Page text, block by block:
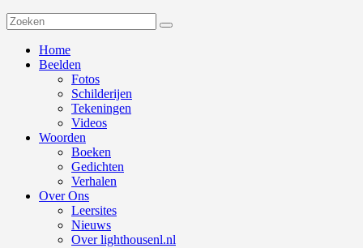
Home
Beelden
Fotos
Schilderijen
Tekeningen
Videos
Woorden
Boeken
Gedichten
Verhalen
Over Ons
Leersites
Nieuws
Over lighthousenl.nl